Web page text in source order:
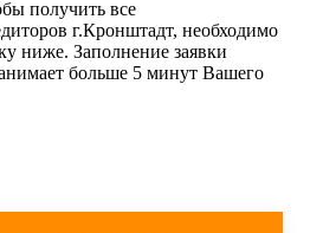
получить все
г.Кронштадт, необходимо
ниже. Заполнение заявки
больше 5 минут Вашего